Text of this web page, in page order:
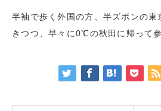
半袖で歩く外国の方、半ズボンの東
きつつ、早々に0℃の秋田に帰って参